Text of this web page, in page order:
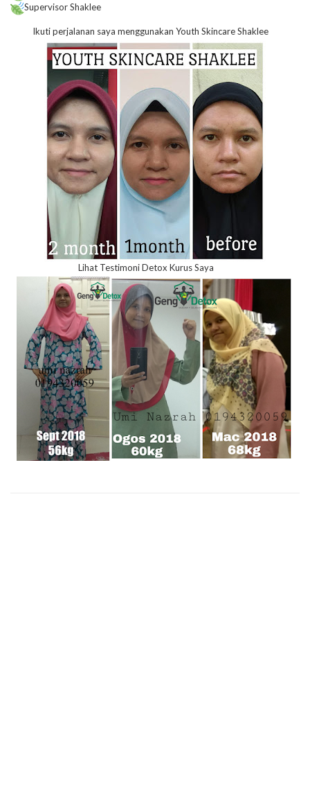
Supervisor Shaklee
Ikuti perjalanan saya menggunakan Youth Skincare Shaklee
Lihat Testimoni Detox Kurus Saya